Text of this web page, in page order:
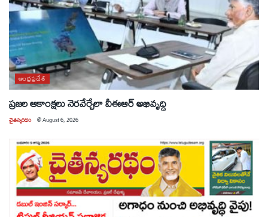
ఆంధ్రప్రదేశ్
ప్రజల ఆకాంక్షలు నెరవేర్చేలా వీఈఆర్ అభివృద్ధి
చైతన్యరధం @August 6, 2026